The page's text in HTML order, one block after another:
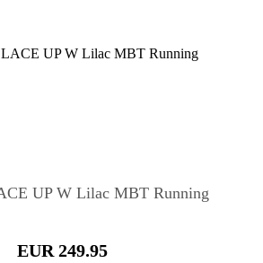
UP W Lilac MBT Running
EUR 249.95